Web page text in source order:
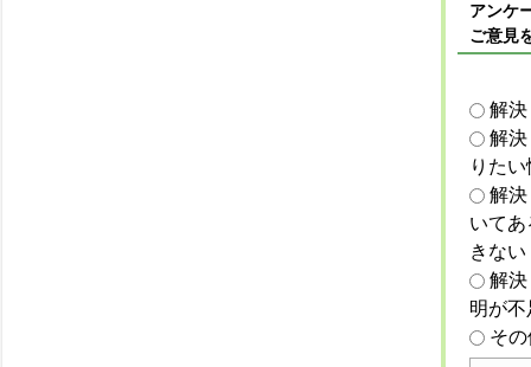
アンケ
ご意見
解
解
りた
解
いて
きない
解
明が
そ